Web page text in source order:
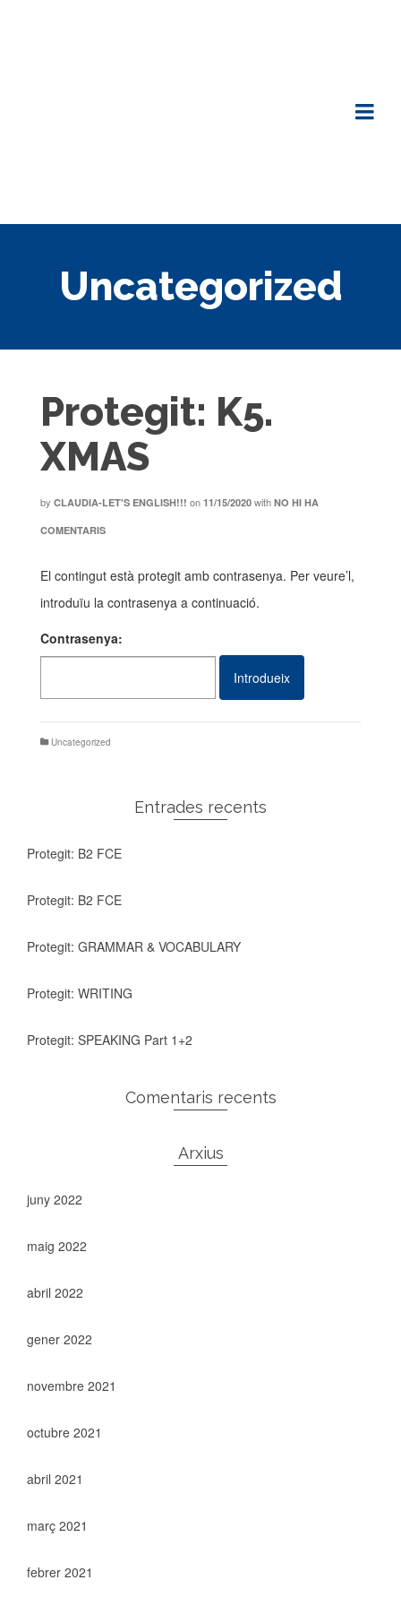
Uncategorized
Protegit: K5.
XMAS
by CLAUDIA-LET'S ENGLISH!!! on 11/15/2020 with NO HI HA
COMENTARIS
El contingut està protegit amb contrasenya. Per veure’l,
introduïu la contrasenya a continuació.
Contrasenya:
Uncategorized
Entrades recents
Protegit: B2 FCE
Protegit: B2 FCE
Protegit: GRAMMAR & VOCABULARY
Protegit: WRITING
Protegit: SPEAKING Part 1+2
Comentaris recents
Arxius
juny 2022
maig 2022
abril 2022
gener 2022
novembre 2021
octubre 2021
abril 2021
març 2021
febrer 2021